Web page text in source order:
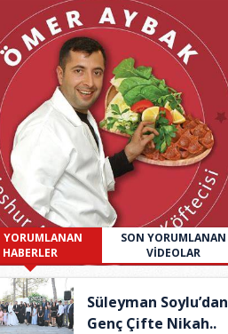
YORUMLANAN
HABERLER
SON YORUMLANAN
VİDEOLAR
Süleyman Soylu’dan
Genç Çifte Nikah..